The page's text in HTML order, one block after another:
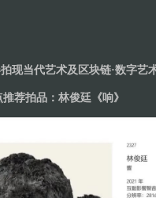
拍现当代艺术及区块链·数字艺
推荐拍品：林俊廷《响》